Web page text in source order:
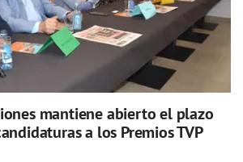
mantiene abierto el plazo
a los Premios TVP